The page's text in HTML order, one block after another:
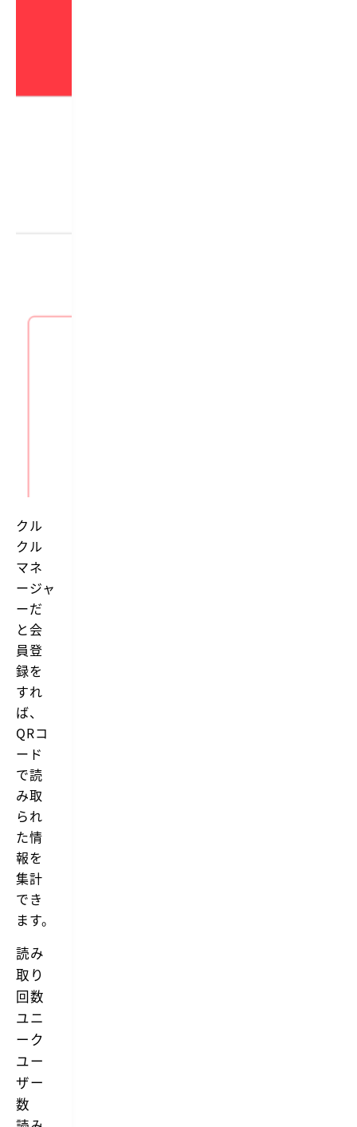
クル
クル
マネ
ージャ
ーだ
と会
員登
録を
すれ
ば、
QRコ
ード
で読
み取
られ
た情
報を
集計
でき
ます。
読み
取り
回数
ユニ
ーク
ユー
ザー
数